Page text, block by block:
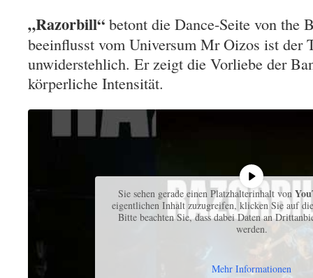
„Razorbill“ betont die Dance-Seite von the
beeinflusst vom Universum Mr Oizos ist der
unwiderstehlich. Er zeigt die Vorliebe der
körperliche Intensität.
Sie sehen gerade einen Platzhalterinhalt von
eigentlichen Inhalt zuzugreifen, klicken Sie auf
Bitte beachten Sie, dass dabei Daten an
werden.
Mehr Informationen